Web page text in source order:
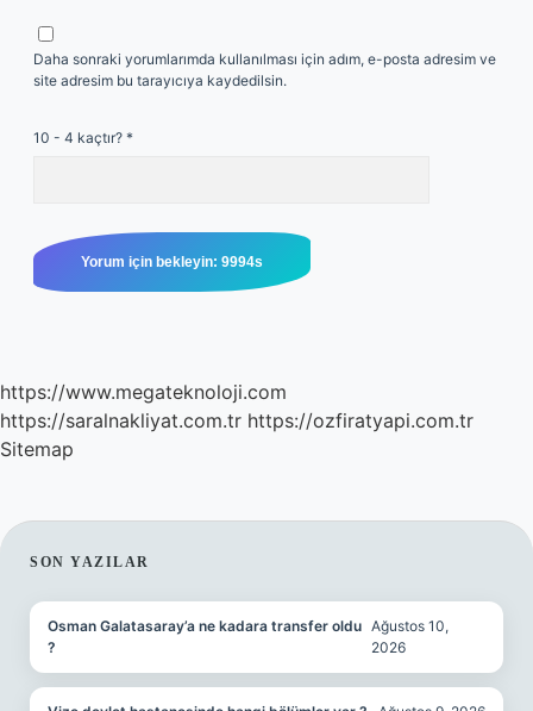
Daha sonraki yorumlarımda kullanılması için adım, e-posta adresim ve
site adresim bu tarayıcıya kaydedilsin.
10 - 4 kaçtır? *
https://www.megateknoloji.com
https://saralnakliyat.com.tr https://ozfiratyapi.com.tr
Sitemap
SIDEBAR
SON YAZILAR
Osman Galatasaray’a ne kadara transfer oldu
?
Ağustos 10,
2026